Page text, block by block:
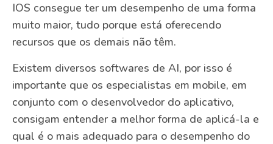
IOS consegue ter um desempenho de uma forma
muito maior, tudo porque está oferecendo
recursos que os demais não têm.
Existem diversos softwares de AI, por isso é
importante que os especialistas em mobile, em
conjunto com o desenvolvedor do aplicativo,
consigam entender a melhor forma de aplicá-la e
qual é o mais adequado para o desempenho do